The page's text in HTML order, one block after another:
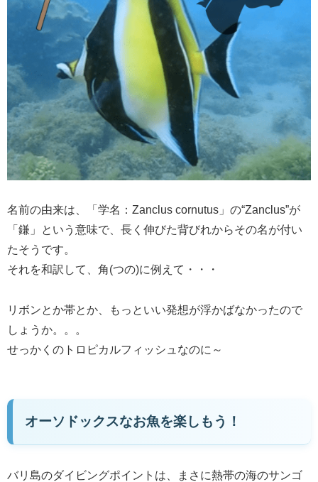
名前の由来は、「学名：Zanclus cornutus」の“Zanclus”が
「鎌」という意味で、長く伸びた背びれからその名が付い
たそうです。
それを和訳して、角(つの)に例えて・・・
リボンとか帯とか、もっといい発想が浮かばなかったので
しょうか。。。
せっかくのトロピカルフィッシュなのに～
オーソドックスなお魚を楽しもう！
バリ島のダイビングポイントは、まさに熱帯の海のサンゴ